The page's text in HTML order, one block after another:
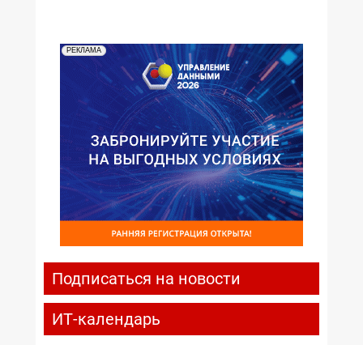
РЕКЛАМА
Подписаться на новости
ИТ-календарь